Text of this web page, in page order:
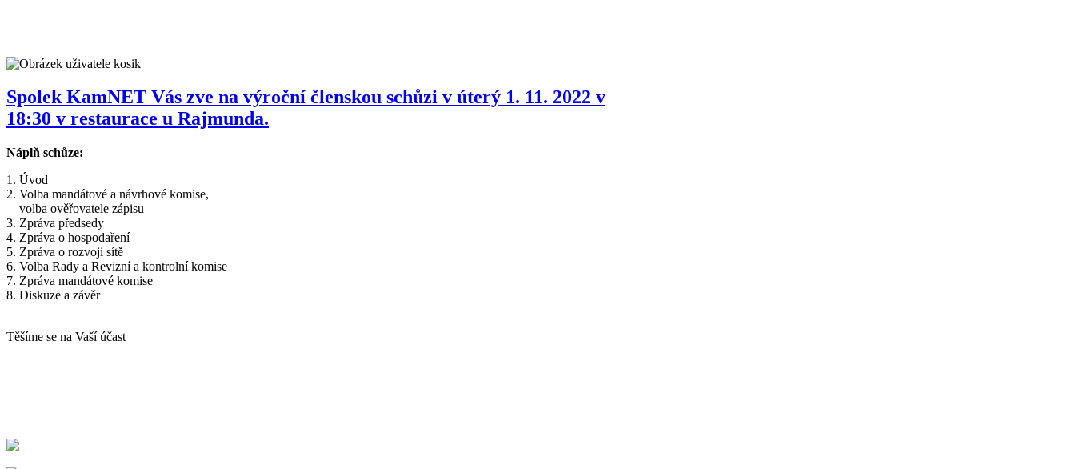
Spolek KamNET Vás zve na výroční členskou schůzi v úterý 1. 11. 2022 v
18:30 v restaurace u Rajmunda.
Náplň schůze:
1. Úvod
2. Volba mandátové a návrhové komise,
volba ověřovatele zápisu
3. Zpráva předsedy
4. Zpráva o hospodaření
5. Zpráva o rozvoji sítě
6. Volba Rady a Revizní a kontrolní komise
7. Zpráva mandátové komise
8. Diskuze a závěr
Těšíme se na Vaší účast